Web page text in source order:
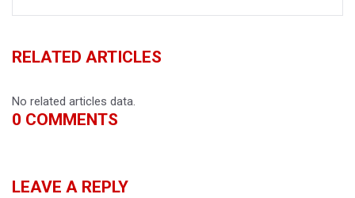
RELATED ARTICLES
No related articles data.
0 COMMENTS
LEAVE A REPLY